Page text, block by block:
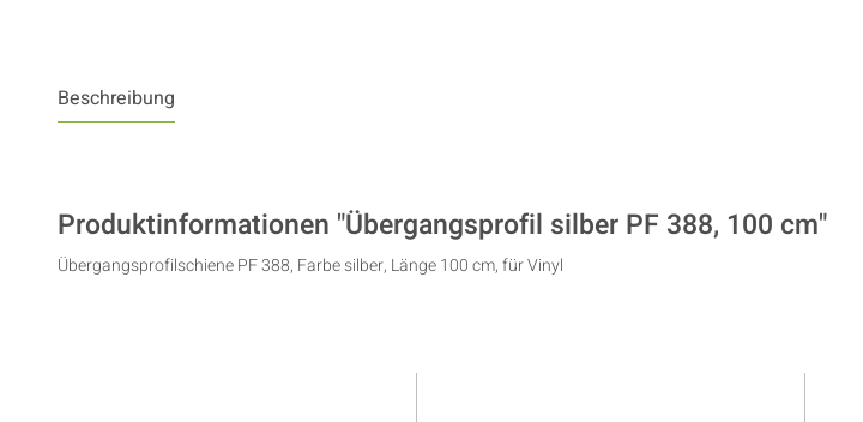
Beschreibung
Produktinformationen "Übergangsprofil silber PF 388, 100 cm"
Übergangsprofilschiene PF 388, Farbe silber, Länge 100 cm, für Vinyl